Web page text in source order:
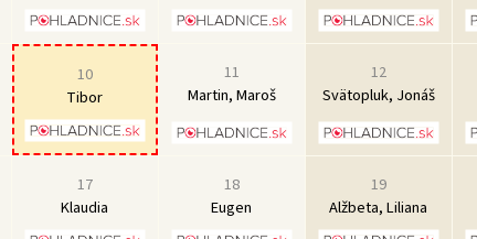
10
Tibor
11
Martin, Maroš
12
Svätopluk, Jonáš
17
Klaudia
18
Eugen
19
Alžbeta, Liliana